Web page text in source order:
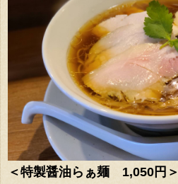
＜特製醤油らぁ麺 1,050円＞